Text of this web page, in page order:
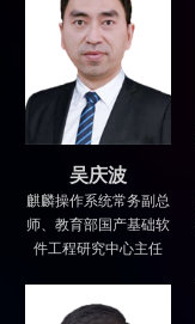
吴庆波
麒麟操作系统常务副总
师、教育部国产基础软
件工程研究中心主任